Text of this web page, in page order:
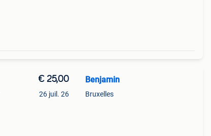
€ 25,00
26 juil. 26
Benjamin
Bruxelles